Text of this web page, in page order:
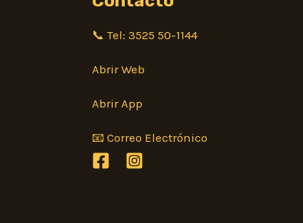
📞 Tel: 3525 50-1144
Abrir Web
Abrir App
📧 Correo Electrónico